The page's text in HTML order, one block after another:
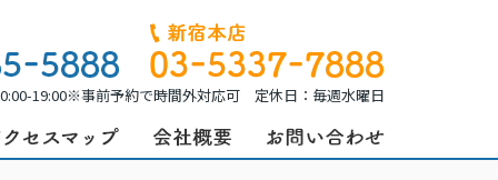
19:00※事前予約で時間外対応可 定休日：毎週水曜日